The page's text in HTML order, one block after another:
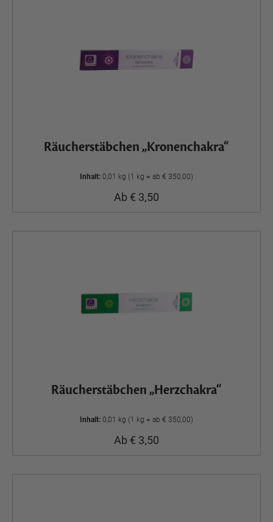
Räucherstäbchen „Kronenchakra“
Inhalt: 0,01 kg (1 kg = ab € 350,00)
Ab € 3,50
Räucherstäbchen „Herzchakra“
Inhalt: 0,01 kg (1 kg = ab € 350,00)
Ab € 3,50